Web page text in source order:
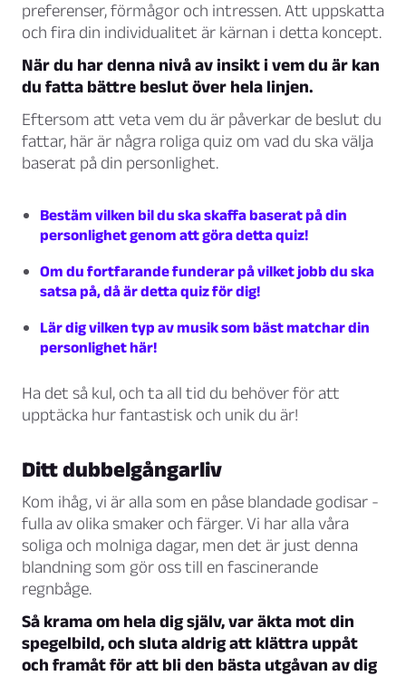
preferenser, förmågor och intressen. Att uppskatta
och fira din individualitet är kärnan i detta koncept.
När du har denna nivå av insikt i vem du är kan
du fatta bättre beslut över hela linjen.
Eftersom att veta vem du är påverkar de beslut du
fattar, här är några roliga quiz om vad du ska välja
baserat på din personlighet.
Bestäm vilken bil du ska skaffa baserat på din
personlighet genom att göra detta quiz!
Om du fortfarande funderar på vilket jobb du ska
satsa på, då är detta quiz för dig!
Lär dig vilken typ av musik som bäst matchar din
personlighet här!
Ha det så kul, och ta all tid du behöver för att
upptäcka hur fantastisk och unik du är!
Ditt dubbelgångarliv
Kom ihåg, vi är alla som en påse blandade godisar -
fulla av olika smaker och färger. Vi har alla våra
soliga och molniga dagar, men det är just denna
blandning som gör oss till en fascinerande
regnbåge.
Så krama om hela dig själv, var äkta mot din
spegelbild, och sluta aldrig att klättra uppåt
och framåt för att bli den bästa utgåvan av dig